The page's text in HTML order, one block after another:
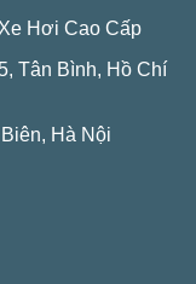
Hơi Cao Cấp
Tân Bình, Hồ Chí
Hà Nội